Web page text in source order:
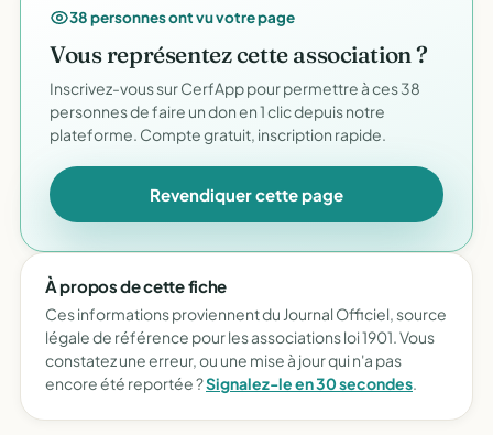
38 personnes ont vu votre page
Vous représentez cette association ?
Inscrivez-vous sur CerfApp pour permettre à ces 38
personnes de faire un don en 1 clic depuis notre
plateforme. Compte gratuit, inscription rapide.
Revendiquer cette page
À propos de cette fiche
Ces informations proviennent du Journal Officiel, source
légale de référence pour les associations loi 1901. Vous
constatez une erreur, ou une mise à jour qui n'a pas
encore été reportée ?Signalez-le en 30 secondes.